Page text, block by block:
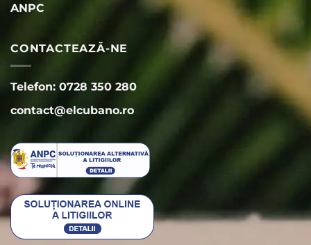
ANPC
CONTACTEAZĂ-NE
Telefon: 0728 350 280
contact@elcubano.ro